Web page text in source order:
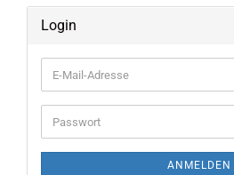
Login
E-
Mail-
Adresse
Passwort
ANMELDEN